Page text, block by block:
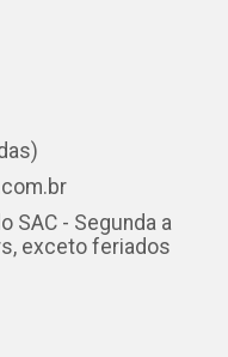
SAC - Segunda a
exceto feriados